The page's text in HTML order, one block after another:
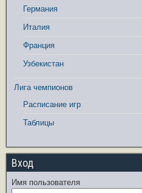
Германия
Италия
Франция
Узбекистан
Лига чемпионов
Расписание игр
Таблицы
Вход
Имя пользователя